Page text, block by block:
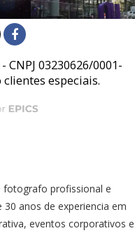
03230626/0001-
especiais.
fotografo profissional e
anos de experiencia em
eventos corporativos e